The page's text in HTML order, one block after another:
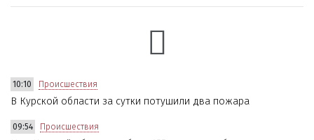
10:10 Происшествия
В Курской области за сутки потушили два пожара
09:54 Происшествия